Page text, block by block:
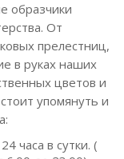
образчики
От
прелестниц,
в руках наших
цветов и
упомянуть и
часа в сутки. (